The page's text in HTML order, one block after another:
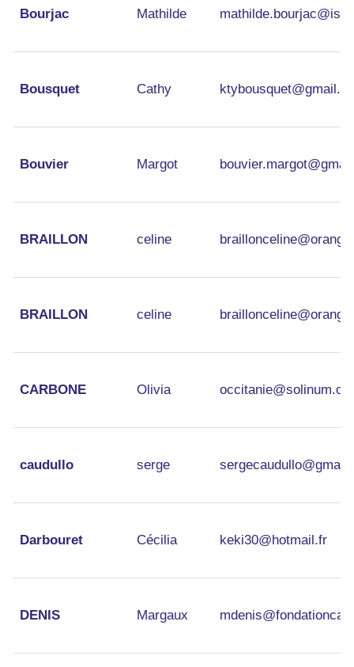
Bourjac Mathilde mathilde.bourjac@isf-
Bousquet Cathy
Bouvier Margot
BRAILLON celine
BRAILLON celine
CARBONE Olivia occitanie@solinum.org
caudullo serge
Darbouret Cécilia keki30@hotmail.fr
DENIS Margaux